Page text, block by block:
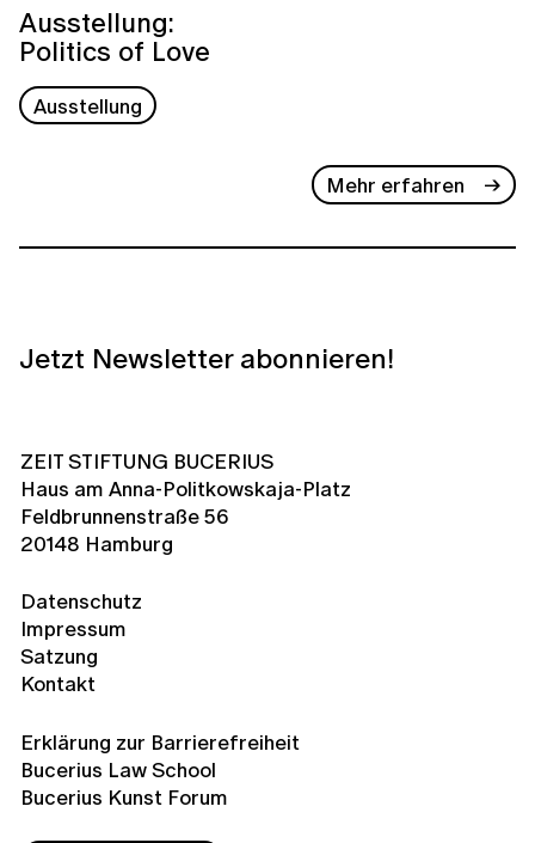
Ausstellung:
Politics of Love
Ausstellung
Mehr erfahren
Jetzt Newsletter abonnieren!
ZEIT STIFTUNG BUCERIUS
Haus am Anna-Politkowskaja-Platz
Feldbrunnenstraße 56
20148 Hamburg
Datenschutz
Impressum
Satzung
Kontakt
Erklärung zur Barrierefreiheit
Bucerius Law School
Bucerius Kunst Forum